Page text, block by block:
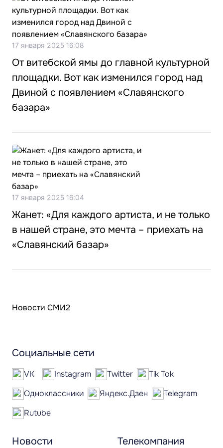
17 января 2025 16:08
От витебской ямы до главной культурной
площадки. Вот как изменился город над
Двиной с появлением «Славянского
базара»
17 января 2025 16:04
Жанет: «Для каждого артиста, и не только
в нашей стране, это мечта – приехать на
«Славянский базар»
Новости СМИ2
Новости Телекомпания
Социальные сети
VK Instagram Twitter
Tik Tok
Одноклассники
Яндекс.Дзен
Telegram
Rutube